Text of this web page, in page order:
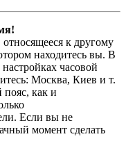
к другому
находитесь вы. В
часовой
Москва, Киев и т.
пояс, как и
Если вы не
момент сделать